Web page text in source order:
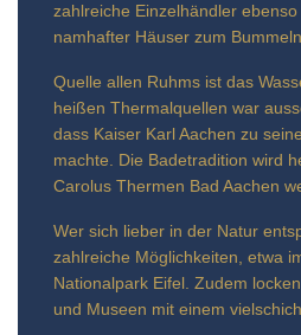
zahlreiche Einzelhändler ebenso
namhafter Häuser zum
Quelle allen Ruhms ist das
heißen Thermalquellen war
dass Kaiser Karl Aachen zu
machte. Die Badetradition wird
Carolus Thermen Bad Aachen
Wer sich lieber in der Natur
zahlreiche Möglichkeiten, etwa
Nationalpark Eifel. Zudem
und Museen mit einem